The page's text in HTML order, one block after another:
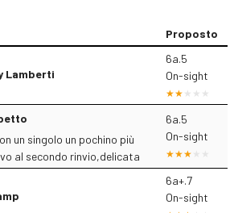
Proposto
Lamberti
6a.5
On-sight
un singolo un pochino più
al secondo rinvio,delicata
6a.5
On-sight
6a+.7
On-sight